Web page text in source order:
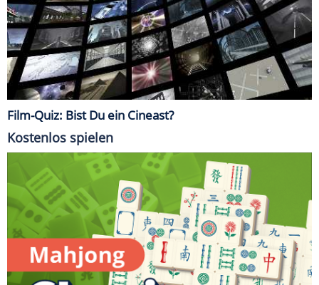
Film-Quiz: Bist Du ein Cineast?
Kostenlos spielen